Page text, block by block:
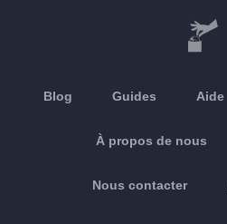
Blog Guides Aide
À propos de nous
Nous contacter